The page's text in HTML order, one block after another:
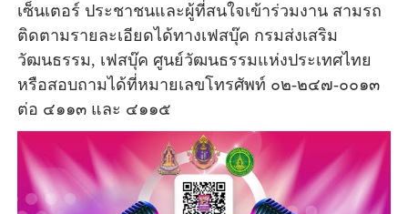
เซ็นเตอร์ ประชาชนและผู้ที่สนใจเข้าร่วมงาน สามรถ
ติดตามรายละเอียดได้ทางเฟสบุ๊ค กรมส่งเสริม
วัฒนธรรม, เฟสบุ๊ค ศูนย์วัฒนธรรมแห่งประเทศไทย
หรือสอบถามได้ที่หมายเลขโทรศัพท์ ๐๒-๒๔๗-๐๐๑๓
ต่อ ๔๑๑๓ และ ๔๑๑๕